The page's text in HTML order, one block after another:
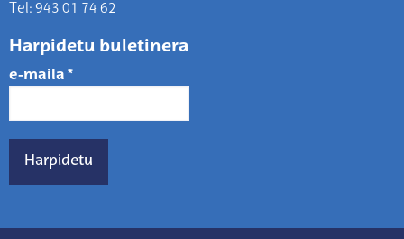
Tel: 943 01 74 62
Harpidetu buletinera
e-maila *